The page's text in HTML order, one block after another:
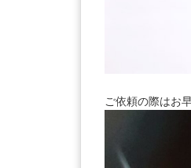
ご依頼の際はお